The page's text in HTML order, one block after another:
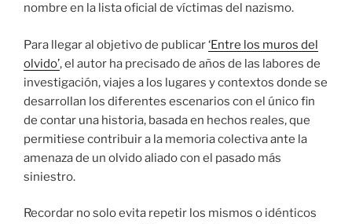
nombre en la lista oficial de víctimas del nazismo.
Para llegar al objetivo de publicar‘Entre los muros del
olvido’, el autor ha precisado de años de las labores de
investigación, viajes a los lugares y contextos donde se
desarrollan los diferentes escenarios con el único fin
de contar una historia, basada en hechos reales, que
permitiese contribuir a la memoria colectiva ante la
amenaza de un olvido aliado con el pasado más
siniestro.
Recordar no solo evita repetir los mismos o idénticos